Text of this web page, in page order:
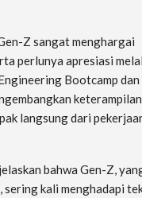
Z sangat menghargai
perlunya apresiasi
Bootcamp dan
keterampilan
langsung dari
bahwa Gen-Z,
kali menghadapi